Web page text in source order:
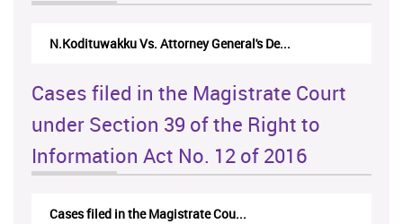
N.Kodituwakku Vs. Attorney General's De...
Cases filed in the Magistrate Court
under Section 39 of the Right to
Information Act No. 12 of 2016
Cases filed in the Magistrate Cou...